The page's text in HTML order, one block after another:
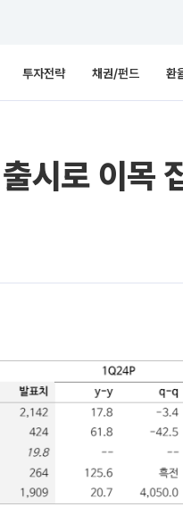
투자전략 채권/펀드 환
시로 이목